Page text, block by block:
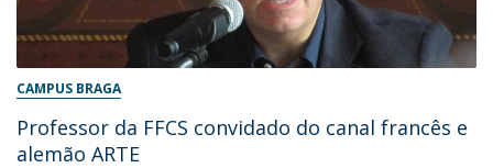
CAMPUS BRAGA
Professor da FFCS convidado do canal francês e
alemão ARTE